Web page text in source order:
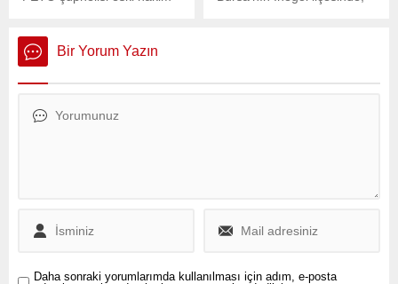
hazırlanırken güvenlik
güçleri tarafından
yakalandı.
Bir Yorum Yazın
Daha sonraki yorumlarımda kullanılması için adım, e-posta